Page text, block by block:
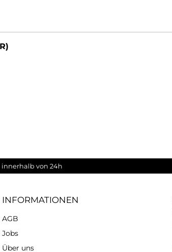
innerhalb von 24h
INFORMATIONEN
AGB
Jobs
Über uns